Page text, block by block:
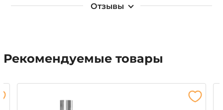
Отзывы
Рекомендуемые товары